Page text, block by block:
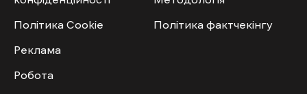
Політика Cookie
Реклама
Робота
Політика фактчекінгу